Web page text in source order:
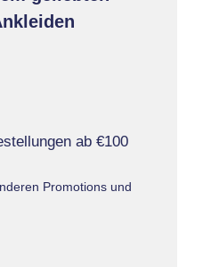
ab €100
Promotions und